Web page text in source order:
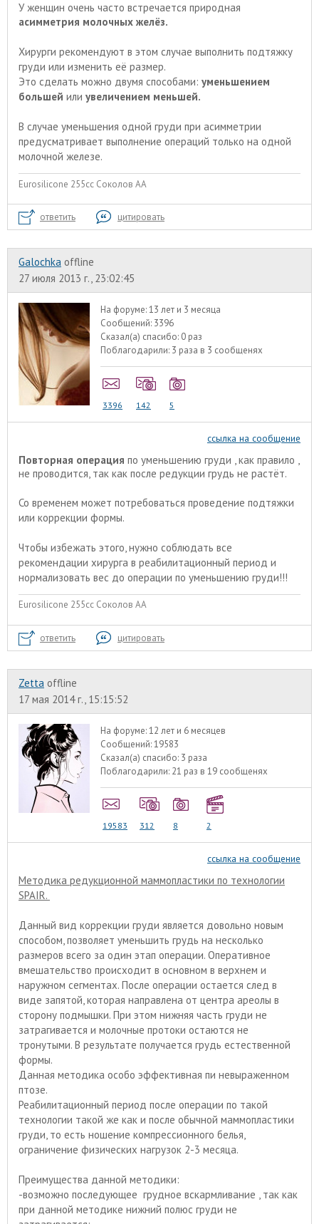
У женщин очень часто встречается природная
асимметрия молочных желёз.
Хирурги рекомендуют в этом случае выполнить подтяжку
груди или изменить её размер.
Это сделать можно двумя способами: уменьшением
большей или увеличением меньшей.
В случае уменьшения одной груди при асимметрии
предусматривает выполнение операций только на одной
молочной железе.
Eurosilicone 255cc Соколов АА
ответить цитировать
Galochka offline
27 июля 2013 г., 23:02:45
На форуме:13 лет и 3 месяца
Сообщений: 3396
Сказал(а) спасибо: 0 раз
Поблагодарили: 3 раза в 3 сообщенях
3396 142 5
ссылка на сообщение
Повторная операция по уменьшению груди , как правило ,
не проводится, так как после редукции грудь не растёт.
Со временем может потребоваться проведение подтяжки
или коррекции формы.
Чтобы избежать этого, нужно соблюдать все
рекомендации хирурга в реабилитационный период и
нормализовать вес до операции по уменьшению груди!!!
Eurosilicone 255cc Соколов АА
ответить цитировать
Zetta offline
17 мая 2014 г., 15:15:52
На форуме:12 лет и 6 месяцев
Сообщений:19583
Сказал(а) спасибо: 3 раза
Поблагодарили: 21 раз в 19 сообщенях
19583 312 8 2
ссылка на сообщение
Методика редукционной маммопластики по технологии
SPAIR.
Данный вид коррекции груди является довольно новым
способом, позволяет уменьшить грудь на несколько
размеров всего за один этап операции. Оперативное
вмешательство происходит в основном в верхнем и
наружном сегментах. После операции остается след в
виде запятой, которая направлена от центра ареолы в
сторону подмышки. При этом нижняя часть груди не
затрагивается и молочные протоки остаются не
тронутыми. В результате получается грудь естественной
формы.
Данная методика особо эффективная пи невыраженном
птозе.
Реабилитационный период после операции по такой
технологии такой же как и после обычной маммопластики
груди, то есть ношение компрессионного белья,
ограничение физических нагрузок 2-3 месяца.
Преимущества данной методики:
-возможно последующее грудное вскармливание , так как
при данной методике нижний полюс груди не